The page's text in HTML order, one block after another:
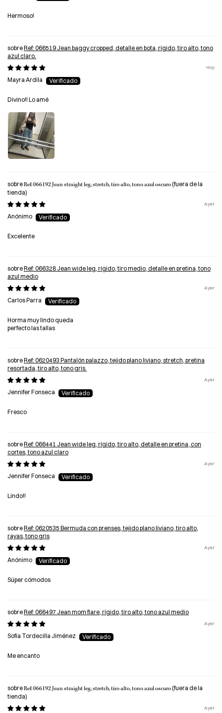
Hermoso!
Ref: 066519 Jean baggy cropped, detalle en bota, rígido, tiro alto, tono
azul claro.
Hoy
Mayra Ardila
Divino!! Lo amé
Ref: 066192 Jean straight leg, stretch, tiro alto, tono azul oscuro
Ayer
Anónimo
Excelente
Ref: 066328 Jean wide leg, rígido, tiro medio, detalle en pretina, tono
azul medio
Ayer
Carlos Parra
Horma muy lindo queda
perfecto las tallas
Ref: 0620493 Pantalón palazzo, tejido plano liviano, stretch, pretina
resortada, tiro alto, tono gris.
Ayer
Jennifer Fonseca
Fresco
Ref: 066441 Jean wide leg, rígido, tiro alto, detalle en pretina, con
cortes, tono azul claro
Ayer
Jennifer Fonseca
Lindo!!
Ref: 0620535 Bermuda con prenses, tejido plano liviano, tiro alto,
rayas, tono gris
Ayer
Anónimo
Súper cómodos
Ref: 066497 Jean mom flare, rígido, tiro alto, tono azul medio
Ayer
Sofía Tordecilla Jiménez
Me encanto
Ref: 066192 Jean straight leg, stretch, tiro alto, tono azul oscuro
Ayer